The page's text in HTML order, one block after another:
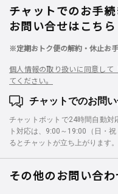
チャットでのお手続
お問い合せはこちら
※定期おトク便の解約・休止お
個人情報の取り扱いに同意して
てください。
チャットでのお問
チャットボットで24時間自動対
ト対応は、9:00～19:00（日・
るとチャットが立ち上がります。
その他のお問い合わ